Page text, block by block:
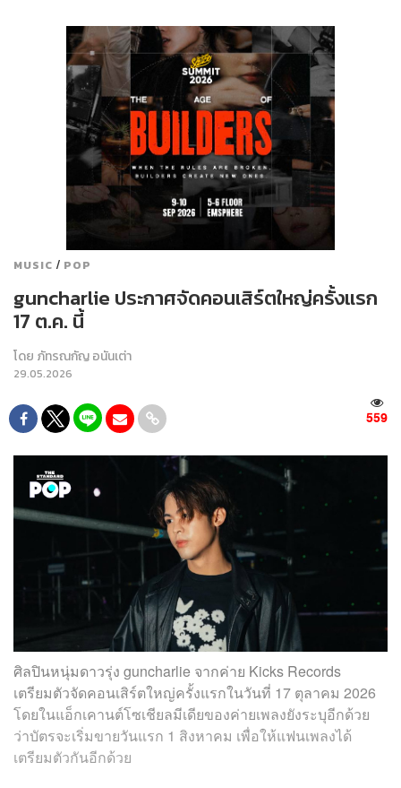
MUSIC / POP
guncharlie ประกาศจัดคอนเสิร์ตใหญ่ครั้งแรก
17 ต.ค. นี้
โดย ภัทรณกัญ อนันเต่า
29.05.2026
559
ศิลปินหนุ่มดาวรุ่ง guncharlie จากค่าย Kicks Records
เตรียมตัวจัดคอนเสิร์ตใหญ่ครั้งแรกในวันที่ 17 ตุลาคม 2026
โดยในแอ็กเคานต์โซเชียลมีเดียของค่ายเพลงยังระบุอีกด้วย
ว่าบัตรจะเริ่มขายวันแรก 1 สิงหาคม เพื่อให้แฟนเพลงได้
เตรียมตัวกันอีกด้วย